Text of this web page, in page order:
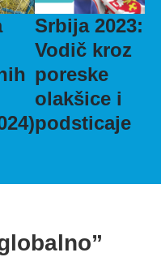
Srbija 2023:
Vodič kroz
poreske
olakšice i
podsticaje